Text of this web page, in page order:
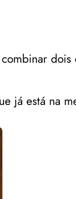
dois
já está na